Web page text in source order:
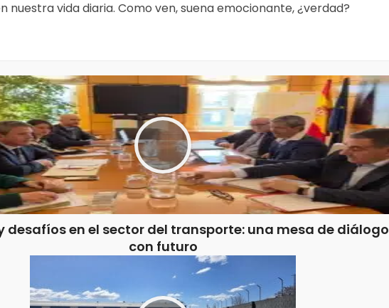
nuestra vida diaria. Como ven, suena emocionante, ¿verdad?
desafíos en el sector del transporte: una mesa de diálogo
con futuro